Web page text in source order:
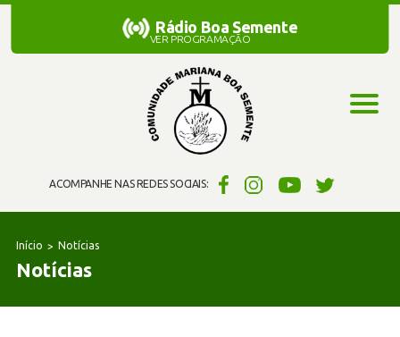
ACOMPANHE NAS REDES SOCIAIS:
Rádio Boa Semente
Rádio Boa Semente
VER PROGRAMAÇÃO
Início Notícias
Notícias